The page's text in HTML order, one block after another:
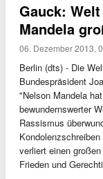
Gauck:
Mandela
06. Dezember 2013,
Berlin (dts) - Die
Bundespräsident
"Nelson Mandela
bewundernswerter
Rassismus
verliert einen
Frieden und